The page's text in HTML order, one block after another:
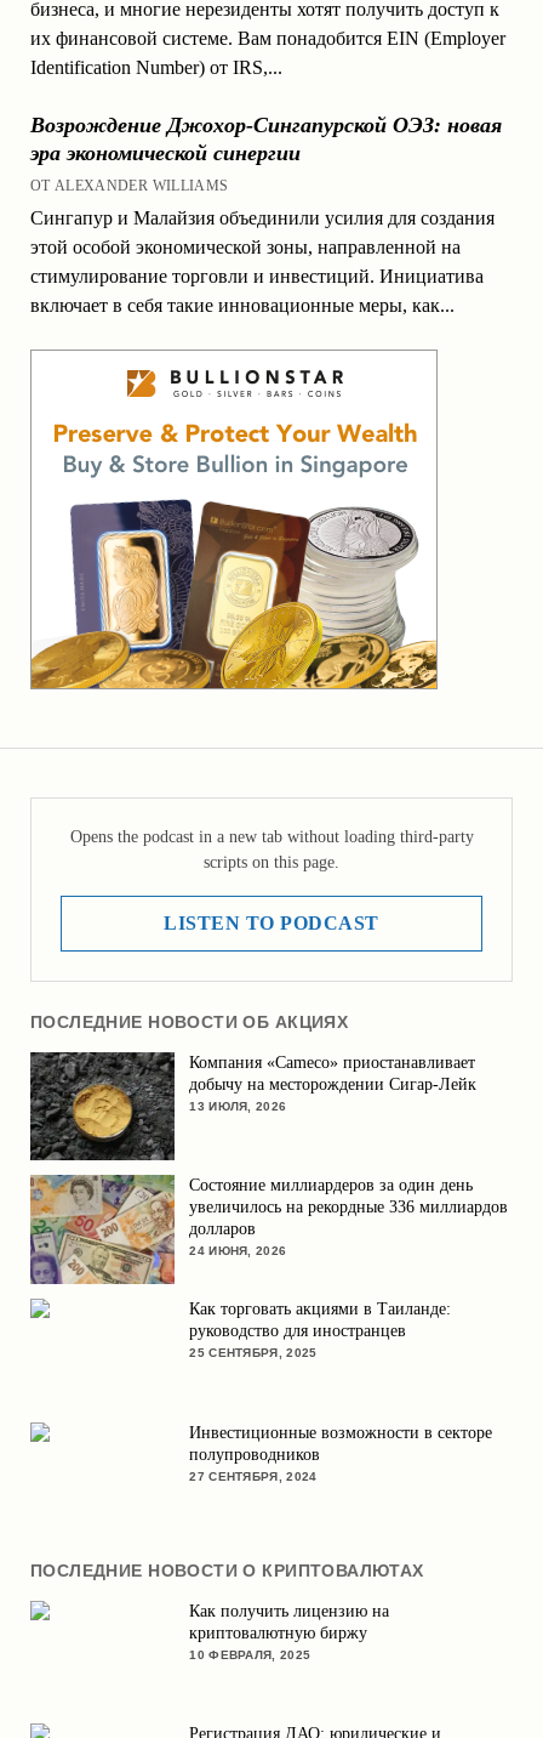
бизнеса, и многие нерезиденты хотят получить доступ к
их финансовой системе. Вам понадобится EIN (Employer
Identification Number) от IRS,...
Возрождение Джохор-Сингапурской ОЭЗ: новая
эра экономической синергии
ОТ ALEXANDER WILLIAMS
Сингапур и Малайзия объединили усилия для создания
этой особой экономической зоны, направленной на
стимулирование торговли и инвестиций. Инициатива
включает в себя такие инновационные меры, как...
Opens the podcast in a new tab without loading third-party
scripts on this page.
LISTEN TO PODCAST
ПОСЛЕДНИЕ НОВОСТИ ОБ АКЦИЯХ
Компания «Cameco» приостанавливает
добычу на месторождении Сигар-Лейк
13 ИЮЛЯ, 2026
Состояние миллиардеров за один день
увеличилось на рекордные 336 миллиардов
долларов
24 ИЮНЯ, 2026
Как торговать акциями в Таиланде:
руководство для иностранцев
25 СЕНТЯБРЯ, 2025
Инвестиционные возможности в секторе
полупроводников
27 СЕНТЯБРЯ, 2024
ПОСЛЕДНИЕ НОВОСТИ О КРИПТОВАЛЮТАХ
Как получить лицензию на
криптовалютную биржу
10 ФЕВРАЛЯ, 2025
Регистрация ДАО: юридические и